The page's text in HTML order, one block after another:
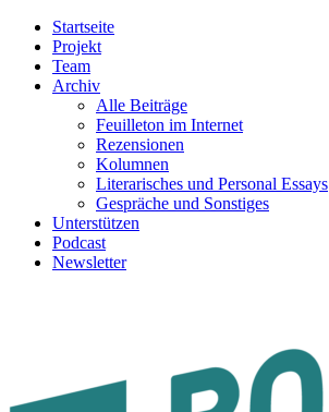
Startseite
Projekt
Team
Archiv
Alle Beiträge
Feuilleton im Internet
Rezensionen
Kolumnen
Literarisches und Personal Essays
Gespräche und Sonstiges
Unterstützen
Podcast
Newsletter